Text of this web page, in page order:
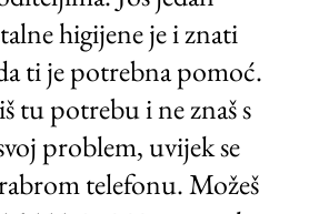
higijene je i znati
ti je potrebna pomoć.
tu potrebu i ne znaš s
problem, uvijek se
telefonu. Možeš